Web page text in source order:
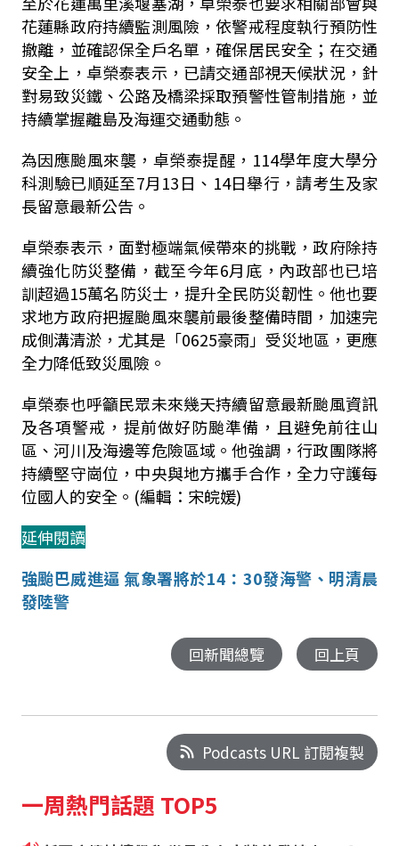
花蓮縣政府持續監測風險，依警戒程度執行預防性
撤離，並確認保全戶名單，確保居民安全；在交通
安全上，卓榮泰表示，已請交通部視天候狀況，針
對易致災鐵、公路及橋梁採取預警性管制措施，並
持續掌握離島及海運交通動態。
為因應颱風來襲，卓榮泰提醒，114學年度大學分
科測驗已順延至7月13日、14日舉行，請考生及家
長留意最新公告。
卓榮泰表示，面對極端氣候帶來的挑戰，政府除持
續強化防災整備，截至今年6月底，內政部也已培
訓超過15萬名防災士，提升全民防災韌性。他也要
求地方政府把握颱風來襲前最後整備時間，加速完
成側溝清淤，尤其是「0625豪雨」受災地區，更應
全力降低致災風險。
卓榮泰也呼籲民眾未來幾天持續留意最新颱風資訊
及各項警戒，提前做好防颱準備，且避免前往山
區、河川及海邊等危險區域。他強調，行政團隊將
持續堅守崗位，中央與地方攜手合作，全力守護每
位國人的安全。(編輯：宋皖媛)
延伸閱讀
強颱巴威進逼 氣象署將於14：30發海警、明清晨
發陸警
回新聞總覽 回上頁
Podcasts URL 訂閱複製
一周熱門話題 TOP5